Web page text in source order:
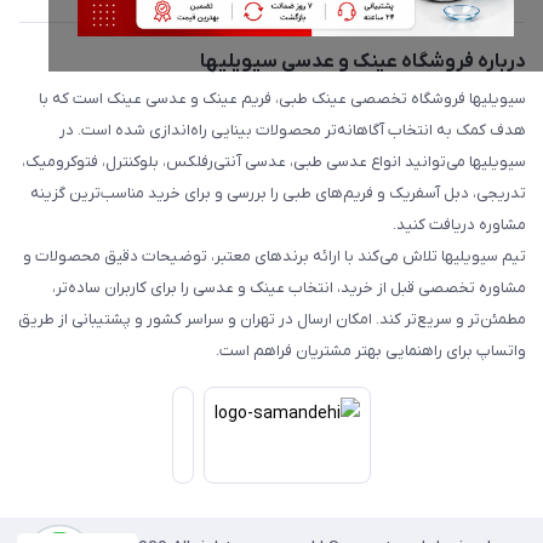
درباره فروشگاه عینک و عدسی سیویلیها
سیویلیها فروشگاه تخصصی عینک طبی، فریم عینک و عدسی عینک است که با
هدف کمک به انتخاب آگاهانه‌تر محصولات بینایی راه‌اندازی شده است. در
سیویلیها می‌توانید انواع عدسی طبی، عدسی آنتی‌رفلکس، بلوکنترل، فتوکرومیک،
تدریجی، دبل آسفریک و فریم‌های طبی را بررسی و برای خرید مناسب‌ترین گزینه
مشاوره دریافت کنید.
تیم سیویلیها تلاش می‌کند با ارائه برندهای معتبر، توضیحات دقیق محصولات و
مشاوره تخصصی قبل از خرید، انتخاب عینک و عدسی را برای کاربران ساده‌تر،
مطمئن‌تر و سریع‌تر کند. امکان ارسال در تهران و سراسر کشور و پشتیبانی از طریق
واتساپ برای راهنمایی بهتر مشتریان فراهم است.